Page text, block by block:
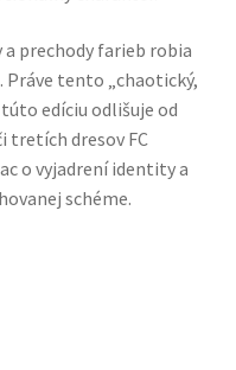
prechody farieb robia
Práve tento „chaotický,
edíciu odlišuje od
tretích dresov FC
o vyjadrení identity a
schéme.